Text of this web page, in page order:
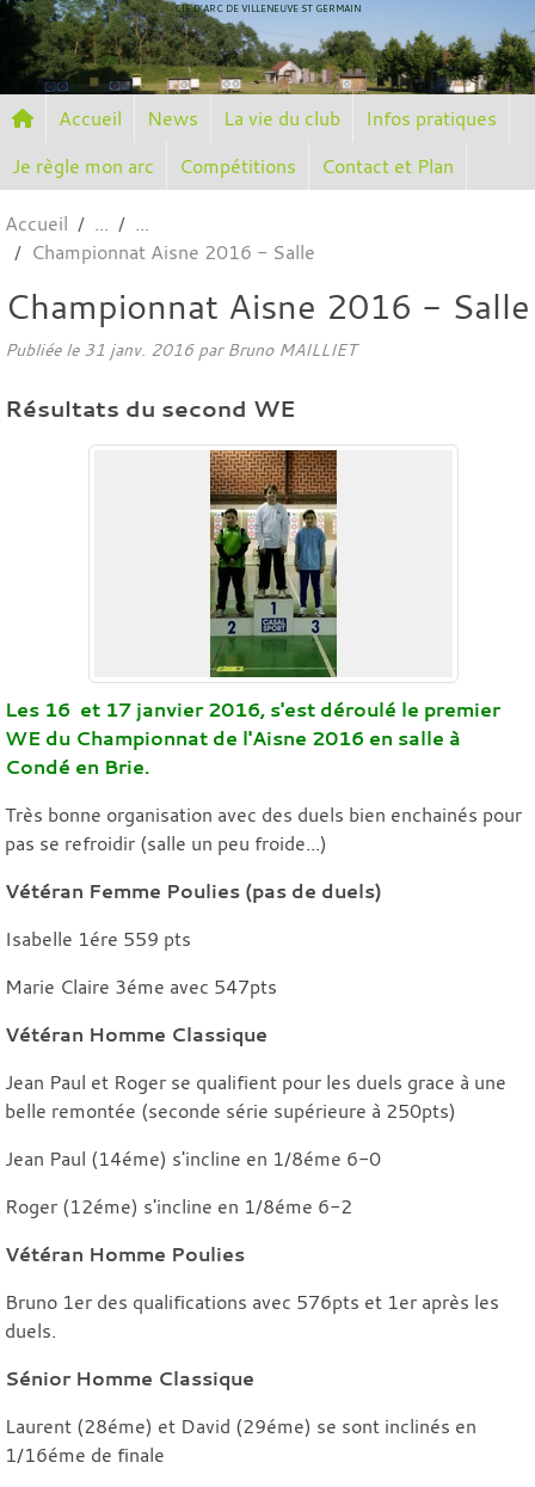
CIE D'ARC DE VILLENEUVE ST GERMAIN
Accueil News La vie du club
Infos pratiques
Je règle mon arc
Compétitions Contact et Plan
Accueil
Championnat Aisne 2016 - Salle
Championnat Aisne 2016 - Salle
Publiée le 31 janv. 2016par Bruno MAILLIET
Résultats du second WE
Les 16 et 17 janvier 2016, s'est déroulé le premier
WE du Championnat de l'Aisne 2016 en salle à
Condé en Brie.
Très bonne organisation avec des duels bien enchainés pour
pas se refroidir (salle un peu froide...)
Vétéran Femme Poulies (pas de duels)
Isabelle 1ére 559 pts
Marie Claire 3éme avec 547pts
Vétéran Homme Classique
Jean Paul et Roger se qualifient pour les duels grace à une
belle remontée (seconde série supérieure à 250pts)
Jean Paul (14éme) s'incline en 1/8éme 6-0
Roger (12éme) s'incline en 1/8éme 6-2
Vétéran Homme Poulies
Bruno 1er des qualifications avec 576pts et 1er après les
duels.
Sénior Homme Classique
Laurent (28éme) et David (29éme) se sont inclinés en
1/16éme de finale
Panneau de gestion des cookies